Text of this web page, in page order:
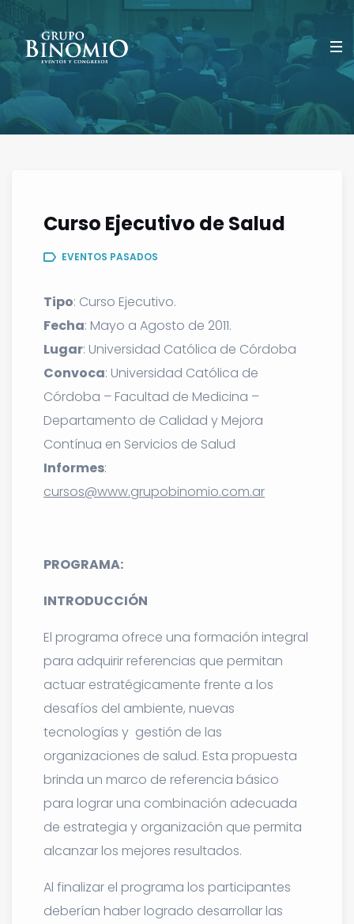
Curso Ejecutivo de Salud
EVENTOS PASADOS
Tipo: Curso Ejecutivo.
Fecha: Mayo a Agosto de 2011.
Lugar: Universidad Católica de Córdoba
Convoca: Universidad Católica de
Córdoba – Facultad de Medicina –
Departamento de Calidad y Mejora
Contínua en Servicios de Salud
Informes:
cursos@www.grupobinomio.com.ar
PROGRAMA:
INTRODUCCIÓN
El programa ofrece una formación integral
para adquirir referencias que permitan
actuar estratégicamente frente a los
desafíos del ambiente, nuevas
tecnologías y gestión de las
organizaciones de salud. Esta propuesta
brinda un marco de referencia básico
para lograr una combinación adecuada
de estrategia y organización que permita
alcanzar los mejores resultados.
Al finalizar el programa los participantes
deberían haber logrado desarrollar las